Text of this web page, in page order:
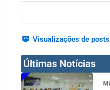
Visualizações de
Últimas Notícias
Page